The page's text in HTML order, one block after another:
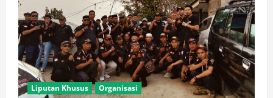
Liputan Khusus Organisasi